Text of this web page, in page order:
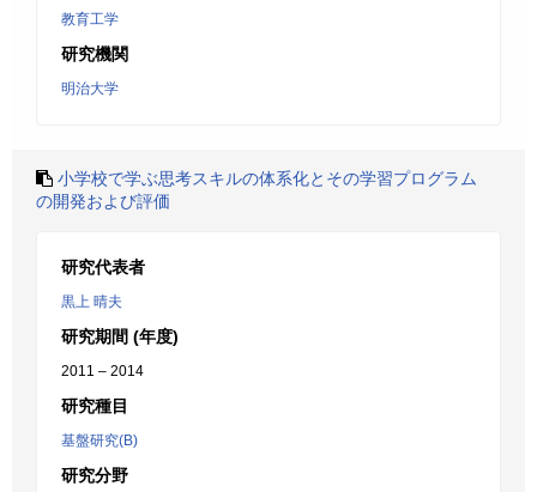
教育工学
研究機関
明治大学
小学校で学ぶ思考スキルの体系化とその学習プログラム
の開発および評価
研究代表者
黒上 晴夫
研究期間 (年度)
2011 – 2014
研究種目
基盤研究(B)
研究分野